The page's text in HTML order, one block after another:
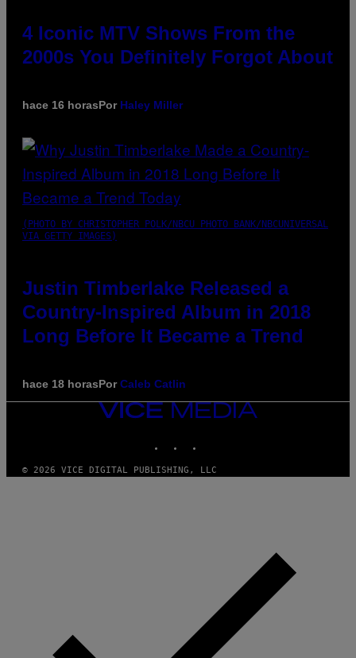
4 Iconic MTV Shows From the
2000s You Definitely Forgot About
hace 16 horasPor Haley Miller
(PHOTO BY CHRISTOPHER POLK/NBCU PHOTO BANK/NBCUNIVERSAL
VIA GETTY IMAGES)
Justin Timberlake Released a
Country-Inspired Album in 2018
Long Before It Became a Trend
hace 18 horasPorCaleb Catlin
VICE
MEDIA
© 2026 VICE DIGITAL PUBLISHING, LLC